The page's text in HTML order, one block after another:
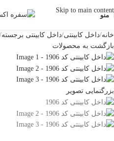
Skip to main content
منو
خانه داخل کابینتی داخل کابینتی برجسته
بازگشت به محصولات
بزرگنمایی تصویر